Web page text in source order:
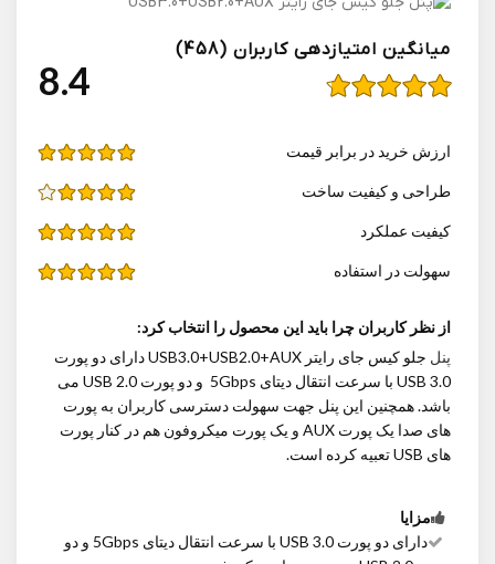
میانگین امتیازدهی کاربران (458)
4.8
ارزش خرید در برابر قیمت
طراحی و کیفیت ساخت
کیفیت عملکرد
سهولت در استفاده
از نظر کاربران چرا باید این محصول را انتخاب کرد:
پنل
جلو کیس جای رایتر USB3.0+USB2.0+AUX دارای دو پورت
USB 3.0 با سرعت انتقال دیتای 5Gbps و دو پورت USB 2.0 می
باشد. همچنین این پنل جهت سهولت دسترسی کاربران به پورت
های صدا یک پورت AUX و یک پورت میکروفون هم در کنار پورت
های USB تعبیه کرده است.
مزایا
دارای دو پورت USB 3.0 با سرعت انتقال دیتای 5Gbps و دو